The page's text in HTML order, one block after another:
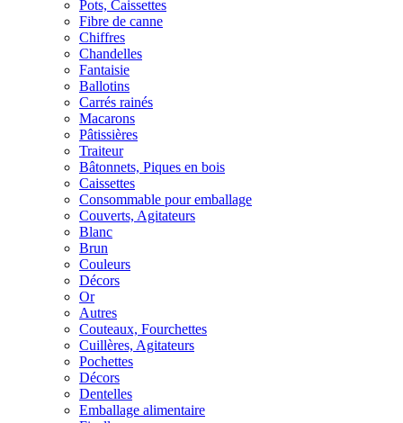
Pots, Caissettes
Fibre de canne
Chiffres
Chandelles
Fantaisie
Ballotins
Carrés rainés
Macarons
Pâtissières
Traiteur
Bâtonnets, Piques en bois
Caissettes
Consommable pour emballage
Couverts, Agitateurs
Blanc
Brun
Couleurs
Décors
Or
Autres
Couteaux, Fourchettes
Cuillères, Agitateurs
Pochettes
Décors
Dentelles
Emballage alimentaire